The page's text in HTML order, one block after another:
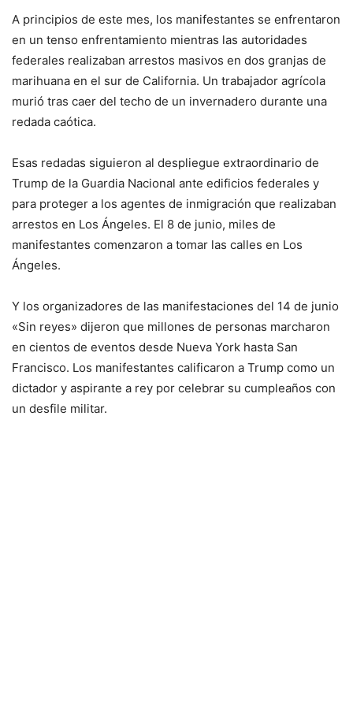
A principios de este mes, los manifestantes se enfrentaron
en un tenso enfrentamiento mientras las autoridades
federales realizaban arrestos masivos en dos granjas de
marihuana en el sur de California. Un trabajador agrícola
murió tras caer del techo de un invernadero durante una
redada caótica.
Esas redadas siguieron al despliegue extraordinario de
Trump de la Guardia Nacional ante edificios federales y
para proteger a los agentes de inmigración que realizaban
arrestos en Los Ángeles. El 8 de junio, miles de
manifestantes comenzaron a tomar las calles en Los
Ángeles.
Y los organizadores de las manifestaciones del 14 de junio
«Sin reyes» dijeron que millones de personas marcharon
en cientos de eventos desde Nueva York hasta San
Francisco. Los manifestantes calificaron a Trump como un
dictador y aspirante a rey por celebrar su cumpleaños con
un desfile militar.